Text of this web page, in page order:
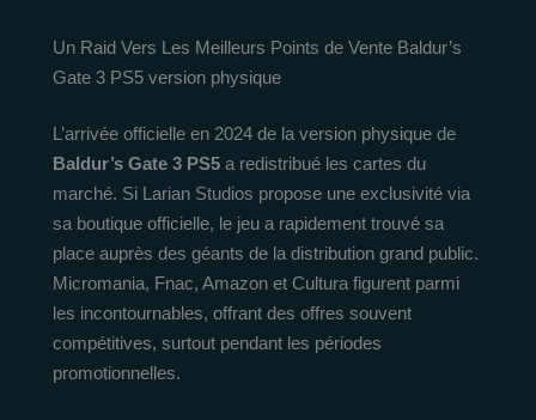
Un Raid Vers Les Meilleurs Points de Vente Baldur’s
Gate 3 PS5 version physique
L’arrivée officielle en 2024 de la version physique de
Baldur’s Gate 3 PS5 a redistribué les cartes du
marché. Si Larian Studios propose une exclusivité via
sa boutique officielle, le jeu a rapidement trouvé sa
place auprès des géants de la distribution grand public.
Micromania, Fnac, Amazon et Cultura figurent parmi
les incontournables, offrant des offres souvent
compétitives, surtout pendant les périodes
promotionnelles.